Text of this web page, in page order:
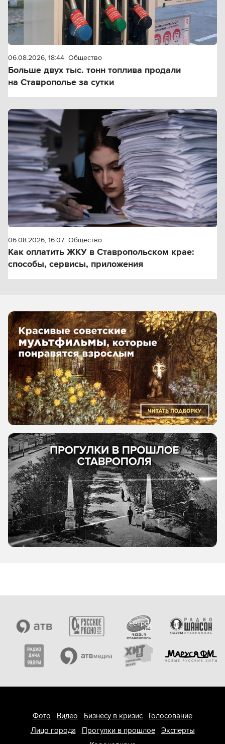
06.08.2026, 18:44 Общество
Больше двух тыс. тонн топлива продали
на Ставрополье за сутки
06.08.2026, 16:07 Общество
Как оплатить ЖКУ в Ставропольском крае:
способы, сервисы, приложения
Фото Видео Бизнесу в кризис
Голосование
Лицо города
Прогулки в прошлое
Эксперты